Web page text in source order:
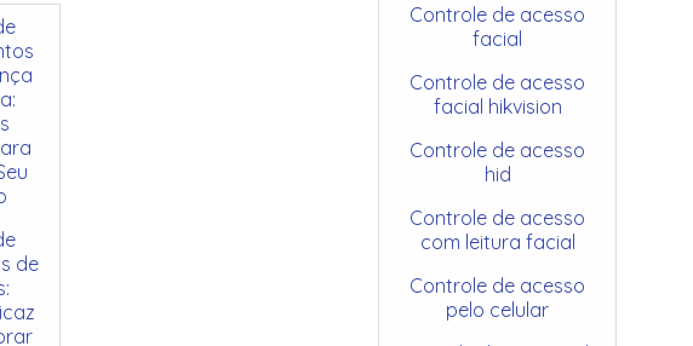
de
Controle de acesso
facial
Controle de acesso
facial hikvision
Controle de acesso
hid
Controle de acesso
com leitura facial
Controle de acesso
pelo celular